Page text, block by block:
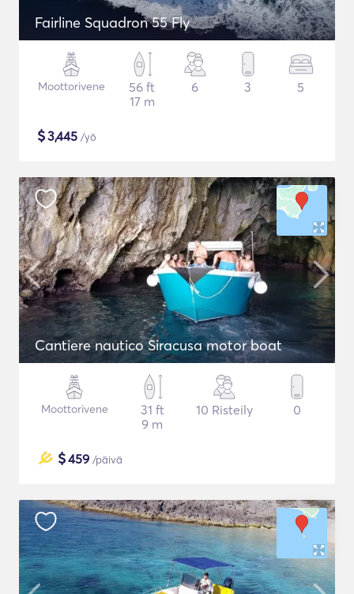
Fairline Squadron 55 Fly
Moottorivene
56 ft
17 m
6 3 5
$3,445 /yö
Cantiere nautico Siracusa motor boat
Moottorivene
31 ft
9 m
10 Risteily 0
$459 /päivä